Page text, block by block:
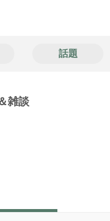
話題
雑談